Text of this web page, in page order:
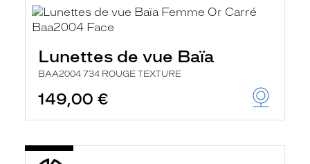
Lunettes de vue Baïa
BAA2004 734 ROUGE TEXTURE
149,00 €